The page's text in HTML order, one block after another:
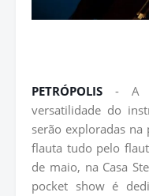
PETRÓPOLIS- A
versatilidade do
serão exploradas
flauta tudo pelo
de maio, na Casa
pocket show é